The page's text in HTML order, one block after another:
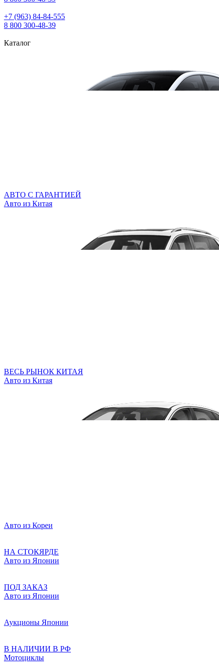
+7 (963) 84‑84‑555
8 800 300‑48‑39
Каталог
АВТО С ГАРАНТИЕЙ
Авто из Китая
ВЕСЬ РЫНОК КИТАЯ
Авто из Китая
Авто из Кореи
НА СТОКЯРДЕ
Авто из Японии
ПОД ЗАКАЗ
Авто из Японии
Аукционы Японии
В НАЛИЧИИ В РФ
Мотоциклы